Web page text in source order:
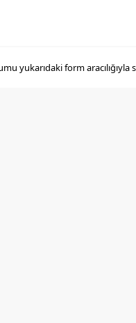
yukarıdaki form aracılığıyla